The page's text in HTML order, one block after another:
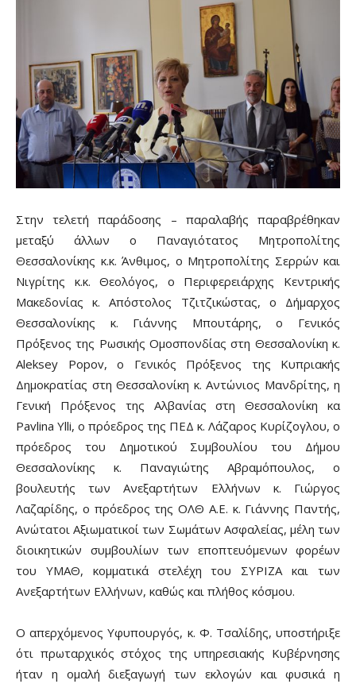
Στην τελετή παράδοσης – παραλαβής παραβρέθηκαν
μεταξύ άλλων ο Παναγιότατος Μητροπολίτης
Θεσσαλονίκης κ.κ. Άνθιμος, ο Μητροπολίτης Σερρών και
Νιγρίτης κ.κ. Θεολόγος, ο Περιφερειάρχης Κεντρικής
Μακεδονίας κ. Απόστολος Τζιτζικώστας, ο Δήμαρχος
Θεσσαλονίκης κ. Γιάννης Μπουτάρης, ο Γενικός
Πρόξενος της Ρωσικής Ομοσπονδίας στη Θεσσαλονίκη κ.
Aleksey Popov, ο Γενικός Πρόξενος της Κυπριακής
Δημοκρατίας στη Θεσσαλονίκη κ. Αντώνιος Μανδρίτης, η
Γενική Πρόξενος της Αλβανίας στη Θεσσαλονίκη κα
Pavlina Ylli, ο πρόεδρος της ΠΕΔ κ. Λάζαρος Κυρίζογλου, ο
πρόεδρος του Δημοτικού Συμβουλίου του Δήμου
Θεσσαλονίκης κ. Παναγιώτης Αβραμόπουλος, ο
βουλευτής των Ανεξαρτήτων Ελλήνων κ. Γιώργος
Λαζαρίδης, ο πρόεδρος της ΟΛΘ Α.Ε. κ. Γιάννης Παντής,
Ανώτατοι Αξιωματικοί των Σωμάτων Ασφαλείας, μέλη των
διοικητικών συμβουλίων των εποπτευόμενων φορέων
του ΥΜΑΘ, κομματικά στελέχη του ΣΥΡΙΖΑ και των
Ανεξαρτήτων Ελλήνων, καθώς και πλήθος κόσμου.
Ο απερχόμενος Υφυπουργός, κ. Φ. Τσαλίδης, υποστήριξε
ότι πρωταρχικός στόχος της υπηρεσιακής Κυβέρνησης
ήταν η ομαλή διεξαγωγή των εκλογών και φυσικά η